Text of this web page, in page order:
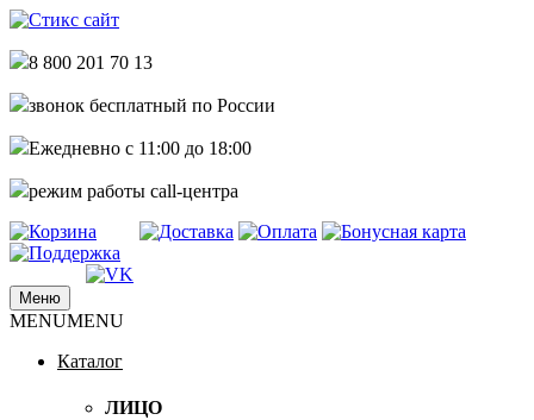
8 800 201 70 13
звонок бесплатный по России
Ежедневно с 11:00 до 18:00
режим работы call-центра
Стикс сайт интернет магазин
купить стикс сайт по самым низким
ценам дешево недорого
Меню
MENUMENU
Каталог
ЛИЦО